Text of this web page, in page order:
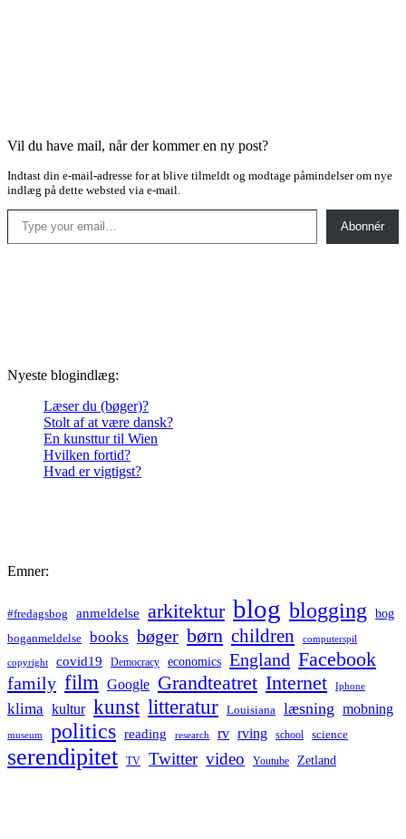
Vil du have mail, når der kommer en ny post?
Indtast din e-mail-adresse for at blive tilmeldt og modtage påmindelser om nye
indlæg på dette websted via e-mail.
Type your email…
Abonnér
Nyeste blogindlæg:
Læser du (bøger)?
Stolt af at være dansk?
En kunsttur til Wien
Hvilken fortid?
Hvad er vigtigst?
Emner:
#fredagsbog anmeldelse arkitektur blog blogging bog
boganmeldelse books bøger børn children computerspil
copyright covid19 Democracy economics England Facebook
family film Google Grandteatret Internet Iphone
klima kultur kunst litteratur Louisiana læsning mobning
museum politics reading research rv rving school science
serendipitet TV Twitter video Youtube Zetland